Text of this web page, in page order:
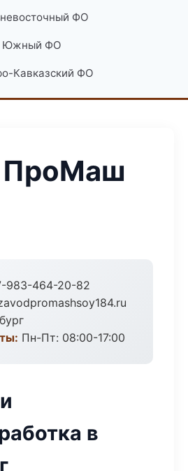
ФО
Южный ФО
Кавказский ФО
ПроМаш
983-464-20-82
Пн-Пт: 08:00-17:00
в